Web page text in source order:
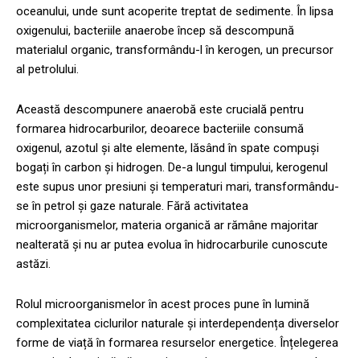
oceanului, unde sunt acoperite treptat de sedimente. În lipsa
oxigenului, bacteriile anaerobe încep să descompună
materialul organic, transformându-l în kerogen, un precursor
al petrolului.
Această descompunere anaerobă este crucială pentru
formarea hidrocarburilor, deoarece bacteriile consumă
oxigenul, azotul și alte elemente, lăsând în spate compuși
bogați în carbon și hidrogen. De-a lungul timpului, kerogenul
este supus unor presiuni și temperaturi mari, transformându-
se în petrol și gaze naturale. Fără activitatea
microorganismelor, materia organică ar rămâne majoritar
nealterată și nu ar putea evolua în hidrocarburile cunoscute
astăzi.
Rolul microorganismelor în acest proces pune în lumină
complexitatea ciclurilor naturale și interdependența diverselor
forme de viață în formarea resurselor energetice. Înțelegerea